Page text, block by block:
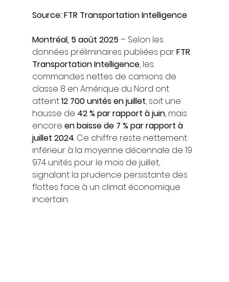
Source: FTR Transportation Intelligence
Montréal, 5 août 2025 – Selon les
données préliminaires publiées par FTR
Transportation Intelligence, les
commandes nettes de camions de
classe 8 en Amérique du Nord ont
atteint 12 700 unités en juillet, soit une
hausse de 42 % par rapport à juin, mais
encore en baisse de 7 % par rapport à
juillet 2024. Ce chiffre reste nettement
inférieur à la moyenne décennale de 19
974 unités pour le mois de juillet,
signalant la prudence persistante des
flottes face à un climat économique
incertain.